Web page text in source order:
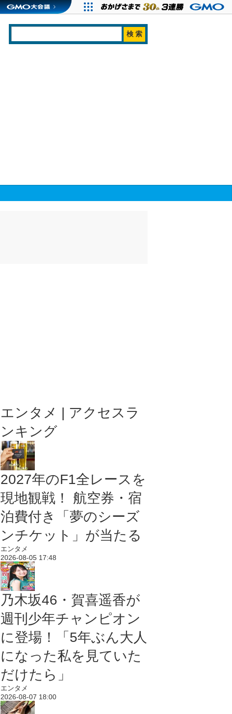
エンタメ | アクセスラ
ンキング
2027年のF1全レースを
現地観戦！ 航空券・宿
泊費付き「夢のシーズ
ンチケット」が当たる
エンタメ
2026-08-05 17:48
乃木坂46・賀喜遥香が
週刊少年チャンピオン
に登場！「5年ぶん大人
になった私を見ていた
だけたら」
エンタメ
2026-08-07 18:00